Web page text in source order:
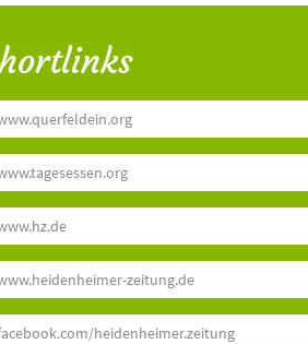
zeitung.de
heidenheimer.zeitung